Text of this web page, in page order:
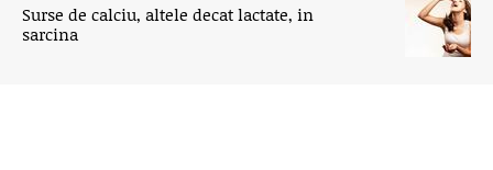
Surse de calciu, altele decat lactate, in
sarcina